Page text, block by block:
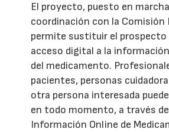
El proyecto, puesto en
coordinación con la Comisión
permite sustituir el prospecto
acceso digital a la
del medicamento.
pacientes, personas
otra persona interesada
en todo momento, a través
Información Online de